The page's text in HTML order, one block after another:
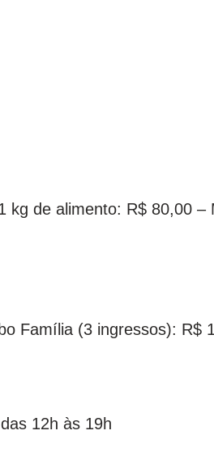
kg de alimento: R$ 80,00
Família (3 ingressos): R$
12h às 19h